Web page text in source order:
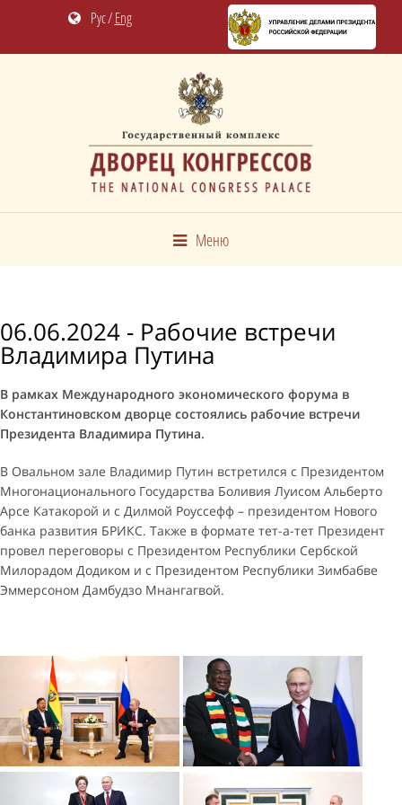
Рус/Eng
Меню
06.06.2024 - Рабочие встречи
Владимира Путина
В рамках Международного экономического форума в
Константиновском дворце состоялись рабочие встречи
Президента Владимира Путина.
В Овальном зале Владимир Путин встретился с Президентом
Многонационального Государства Боливия Луисом Альберто
Арсе Катакорой и с Дилмой Роуссефф – президентом Нового
банка развития БРИКС. Также в формате тет-а-тет Президент
провел переговоры с Президентом Республики Сербской
Милорадом Додиком и с Президентом Республики Зимбабве
Эммерсоном Дамбудзо Мнангагвой.